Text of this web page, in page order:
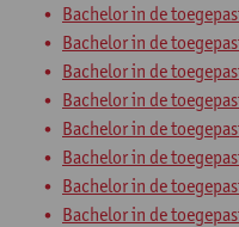
Bachelor in de
Bachelor in de
Bachelor in de
Bachelor in de
Bachelor in de
Bachelor in de
Bachelor in de
Bachelor in de